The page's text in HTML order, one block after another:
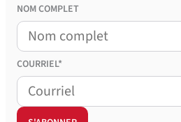
NOM COMPLET
COURRIEL*